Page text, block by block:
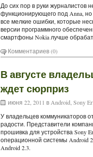
До сих пор в руки журналистов
функционирующего под Anna,
все мелкие ошибки, которые
версии программного
смартфоны Nokia лучше
Комментариев (0)
В августе
ждет сюрприз
июня 22, 2011 в Android Sony
У владельцев коммуникаторов
радости. Представители
прошивка для устройства Sony
операционной системы Android
Android 2.3.